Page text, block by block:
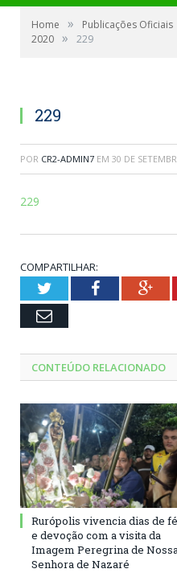
Home » Publicações Oficiais
2020 » 229
229
POR CR2-ADMIN7 EM 30 DE
229
COMPARTILHAR:
TwitterFacebook
Email
CONTEÚDO RELACIONADO
Rurópolis vivencia dias de fé
e devoção com a visita da
Imagem Peregrina de
Senhora de Nazaré